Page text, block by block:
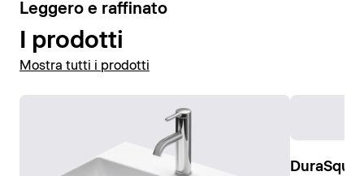
4
Leggero e raffinato
I prodotti
Mostra tutti i prodotti